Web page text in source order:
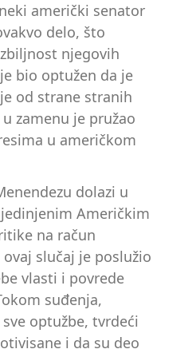
američki senator
delo, što
njegovih
bio optužen da je
od strane stranih
zamenu je pružao
u američkom
dolazi u
Američkim
na račun
slučaj je poslužio
vlasti i povrede
suđenja,
optužbe, tvrdeći
i da su deo